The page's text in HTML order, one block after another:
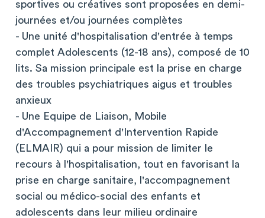
sportives ou créatives sont proposées en demi-
journées et/ou journées complètes
- Une unité d'hospitalisation d'entrée à temps
complet Adolescents (12-18 ans), composé de 10
lits. Sa mission principale est la prise en charge
des troubles psychiatriques aigus et troubles
anxieux
- Une Equipe de Liaison, Mobile
d'Accompagnement d'Intervention Rapide
(ELMAIR) qui a pour mission de limiter le
recours à l'hospitalisation, tout en favorisant la
prise en charge sanitaire, l'accompagnement
social ou médico-social des enfants et
adolescents dans leur milieu ordinaire